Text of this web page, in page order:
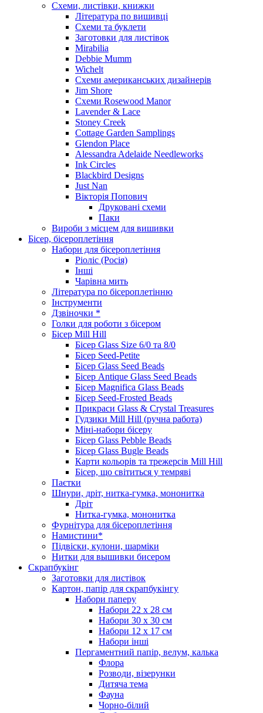
Схеми, листівки, книжки
Література по вишивці
Схеми та буклети
Заготовки для листівок
Mirabilia
Debbie Mumm
Wichelt
Схеми американських дизайнерів
Jim Shore
Cхеми Rosewood Manor
Lavender & Lace
Stoney Creek
Cottage Garden Samplings
Glendon Place
Alessandra Adelaide Needleworks
Ink Circles
Blackbird Designs
Just Nan
Вікторія Попович
Друковані схеми
Паки
Вироби з місцем для вишивки
Бісер, бісероплетіння
Набори для бісероплетіння
Ріоліс (Росія)
Інші
Чарівна мить
Література по бісероплетінню
Інструменти
Дзвіночки *
Голки для роботи з бісером
Бісер Mill Hill
Бісер Glass Size 6/0 та 8/0
Бісер Seed-Petite
Бісер Glass Seed Beads
Бісер Antique Glass Seed Beads
Бісер Magnifica Glass Beads
Бісер Seed-Frosted Beads
Прикраси Glass & Crystal Treasures
Гудзики Mill Hill (ручна работа)
Міні-набори бісеру
Бісер Glass Pebble Beads
Бісер Glass Bugle Beads
Карти кольорів та трежерсів Mill Hill
Бісер, що світиться у темряві
Паєтки
Шнури, дріт, нитка-гумка, мононитка
Дріт
Нитка-гумка, мононитка
Фурнітура для бісероплетіння
Намистини*
Підвіски, кулони, шарміки
Нитки для вышивки бисером
Скрапбукінг
Заготовки для листівок
Картон, папір для скрапбукінгу
Набори паперу
Набори 22 х 28 см
Набори 30 х 30 см
Набори 12 х 17 см
Набори інші
Пергаментний папір, велум, калька
Флора
Розводи, візерунки
Дитяча тема
Фауна
Чорно-білий